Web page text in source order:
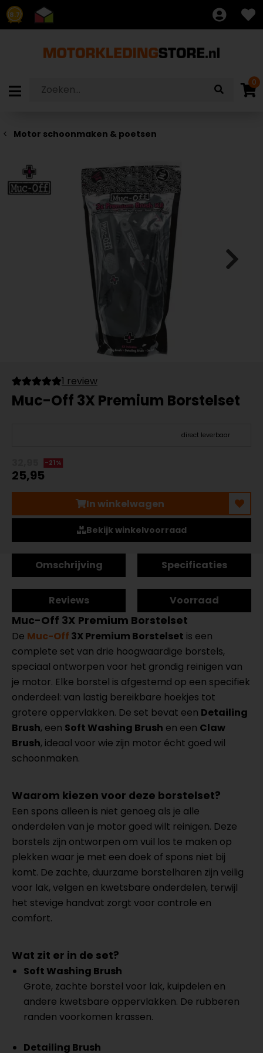
8.7
0
Motor schoonmaken & poetsen
1 review
Muc-Off 3X Premium Borstelset
direct leverbaar
-21%
25,95
In winkelwagen
Bekijk winkelvoorraad
Omschrijving Specificaties
Reviews Voorraad
Muc-Off 3X Premium Borstelset
De Muc-Off 3X Premium Borstelset is een
complete set van drie hoogwaardige borstels,
speciaal ontworpen voor het grondig reinigen van
je motor. Elke borstel is afgestemd op een specifiek
onderdeel: van lastig bereikbare hoekjes tot
grotere oppervlakken. De set bevat een Detailing
Brush, een Soft Washing Brush en een Claw
Brush, ideaal voor wie zijn motor écht goed wil
schoonmaken.
Waarom kiezen voor deze borstelset?
Een spons alleen is niet genoeg als je alle
onderdelen van je motor goed wilt reinigen. Deze
borstels zijn ontworpen om vuil los te maken op
plekken waar je met een doek of spons niet bij
komt. De zachte, duurzame borstelharen zijn veilig
voor lak, velgen en kwetsbare onderdelen, terwijl
het stevige handvat zorgt voor controle en
comfort.
Wat zit er in de set?
Soft Washing Brush
Grote, zachte borstel voor lak, kuipdelen en
andere kwetsbare oppervlakken. De rubberen
randen voorkomen krassen.
Detailing Brush